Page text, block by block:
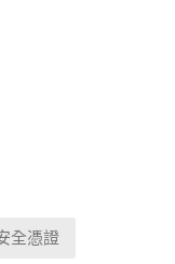
全憑證